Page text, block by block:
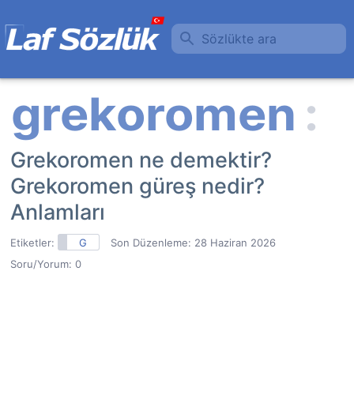
Sözlükte ara
Grekoromen ne demektir?
Grekoromen güreş nedir?
Anlamları
Etiketler: G Son Düzenleme: 28 Haziran 2026
Soru/Yorum: 0